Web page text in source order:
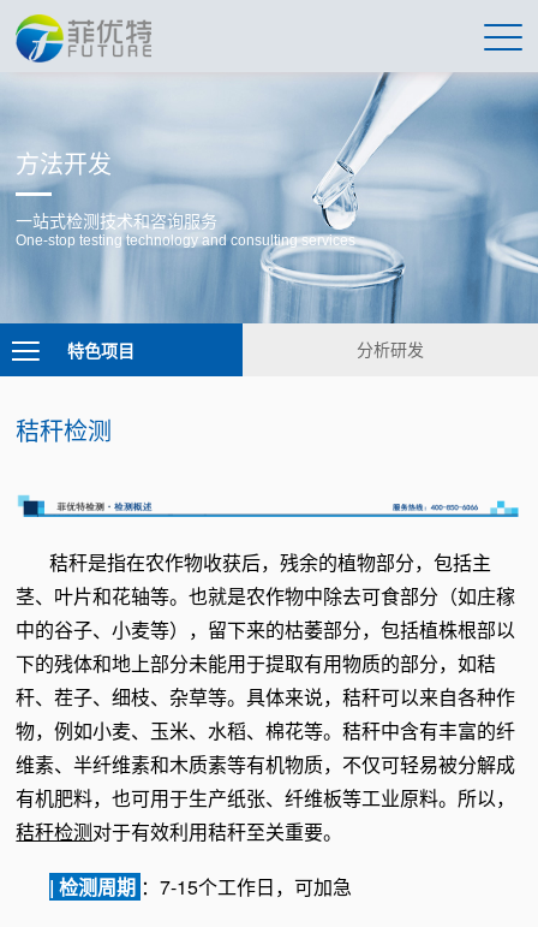
方法开发
一站式检测技术和咨询服务
One-stop testing technology and consulting services
特色项目 分析研发
秸秆检测
秸秆是指在农作物收获后，残余的植物部分，包括主
茎、叶片和花轴等。也就是农作物中除去可食部分（如庄稼
中的谷子、小麦等），留下来的枯萎部分，包括植株根部以
下的残体和地上部分未能用于提取有用物质的部分，如秸
秆、茬子、细枝、杂草等。具体来说，秸秆可以来自各种作
物，例如小麦、玉米、水稻、棉花等。秸秆中含有丰富的纤
维素、半纤维素和木质素等有机物质，不仅可轻易被分解成
有机肥料，也可用于生产纸张、纤维板等工业原料。所以，
秸秆检测对于有效利用秸秆至关重要。
| 检测周期 ：7-15个工作日，可加急